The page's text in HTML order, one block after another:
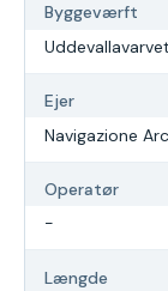
Byggeværft
Ejer
Navigazione
Operatør
-
Længde